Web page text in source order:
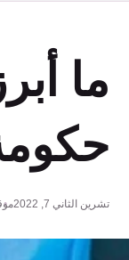
ما
تشرين الثاني 7, 2022